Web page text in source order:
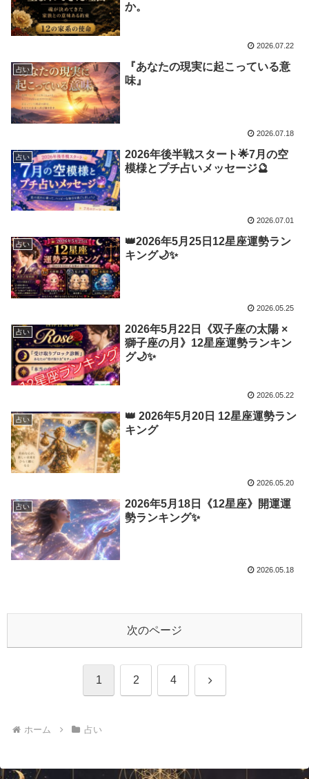
か。
2026.07.22
占い
『あなたの現実に起こっている意
味』
2026.07.18
占い
2026年後半戦スタート🌟7月の空
模様とプチ占いメッセージ🔮
2026.07.01
占い
👑2026年5月25日12星座運勢ラン
キング🌙✨
2026.05.25
占い
2026年5月22日《双子座の太陽 ×
獅子座の月》12星座運勢ランキン
グ🌙✨
2026.05.22
占い
👑 2026年5月20日 12星座運勢ラン
キング
2026.05.20
占い
2026年5月18日《12星座》開運運
勢ランキング✨
2026.05.18
次のページ
1 2 4 次
ホーム 占い